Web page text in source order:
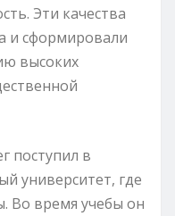
Эти качества
и сформировали
высоких
поступил в
университет, где
Во время учебы он